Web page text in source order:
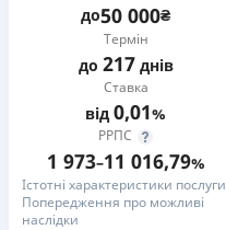
до50 000₴
Термін
до 217днів
Ставка
від 0,01%
РРПС
1 973–11 016,79%
Істотні характеристики послуги
Попередження про можливі
наслідки